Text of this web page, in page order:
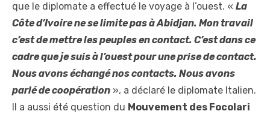
que le diplomate a effectué le voyage à l’ouest. « La
Côte d’Ivoire ne se limite pas à Abidjan. Mon travail
c’est de mettre les peuples en contact. C’est dans ce
cadre que je suis à l’ouest pour une prise de contact.
Nous avons échangé nos contacts. Nous avons
parlé de coopération », a déclaré le diplomate Italien.
Il a aussi été question du Mouvement des Focolari